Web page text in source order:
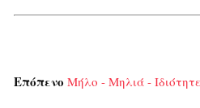
Επόπενο Μήλο - Μηλιά -